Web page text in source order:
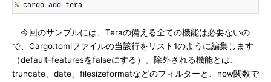
% cargo add tera
今回のサンプルには、Teraの備える全ての機能は必要ないの
で、Cargo.tomlファイルの当該行をリスト1のように編集します
（default-featuresをfalseにする）。除外される機能とは、
truncate、date、filesizeformatなどのフィルターと、now関数で